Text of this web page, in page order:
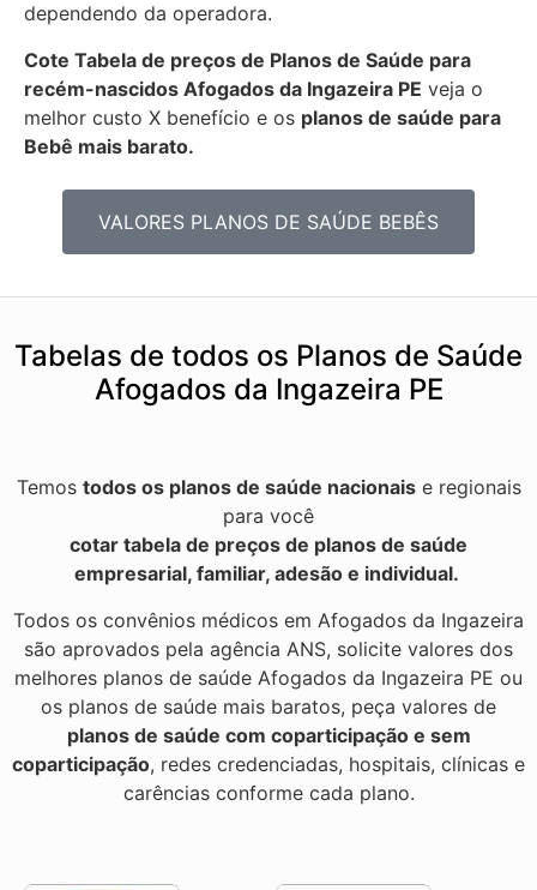
dependendo da operadora.
Cote Tabela de preços de Planos de Saúde para
recém-nascidos Afogados da Ingazeira PE veja o
melhor custo X benefício e os planos de saúde para
Bebê mais barato.
VALORES PLANOS DE SAÚDE BEBÊS
Tabelas de todos os Planos de Saúde
Afogados da Ingazeira PE
Temos todos os planos de saúde nacionaise regionais
para você
cotar tabela de preços de planos de saúde
empresarial, familiar, adesão e individual.
Todos os convênios médicos em Afogados da Ingazeira
são aprovados pela agência ANS, solicite valores dos
melhores planos de saúde Afogados da Ingazeira PE ou
os planos de saúde mais baratos, peça valores de
planos de saúde com coparticipação e sem
coparticipação, redes credenciadas, hospitais, clínicas e
carências conforme cada plano.